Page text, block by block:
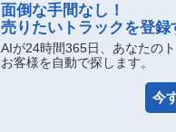
面倒な手間なし！
売りたいトラックを登録
AIが24時間365日、あなたの
お客様を自動で探します。
今